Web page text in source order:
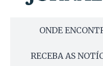
ONDE
RECEBA AS